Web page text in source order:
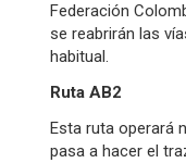
Federación
se reabrirán las
habitual.
Ruta AB2
Esta ruta operará
pasa a hacer el